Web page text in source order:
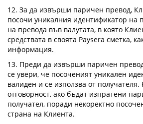
12. За да извърши паричен превод,
посочи уникалния идентификатор на
на превода във валутата, в която
средствата в своята Paysera сметка,
информация.
13. Преди да извърши паричен
се увери, че посоченият уникален
валиден и се използва от получателя.
отговорност, ако бъдат изпратени
получател, поради некоректно
страна на Клиента.